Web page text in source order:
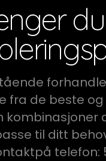
fra de beste
kombinasjoner
til ditt
telefon: